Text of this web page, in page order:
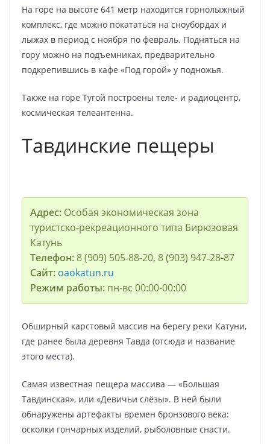
На горе на высоте 641 метр находится горнолыжный
комплекс, где можно покататься на сноубордах и
лыжах в период с ноября по февраль. Подняться на
гору можно на подъемниках, предварительно
подкрепившись в кафе «Под горой» у подножья.
Также на горе Тугой построены теле- и радиоцентр,
космическая телеантенна.
Тавдинские пещеры
Адрес:Особая экономическая зона
туристско-рекреационного типа Бирюзовая
Катунь
Телефон:8 (909) 505‑88-20, 8 (903) 947‑28-87
Сайт: oaokatun.ru
Режим работы:пн-вс 00:00-00:00
Обширный карстовый массив на берегу реки Катуни,
где ранее была деревня Тавда (отсюда и название
этого места).
Самая известная пещера массива — «Большая
Тавдинская», или «Девичьи слёзы». В ней были
обнаружены артефакты времен бронзового века:
осколки гончарных изделий, рыболовные снасти.